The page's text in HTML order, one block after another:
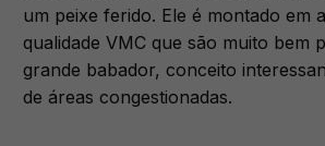
um peixe ferido. Ele é montado em
qualidade VMC que são muito bem
grande babador, conceito
de áreas congestionadas.